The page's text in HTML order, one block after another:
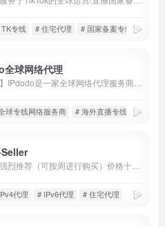
专线 # 住宅代理 # 国家备案专线
全球网络代理
球专线网络服务商 # 海外直播专线 # 静态
代理 # IPv6代理 # 住宅代理